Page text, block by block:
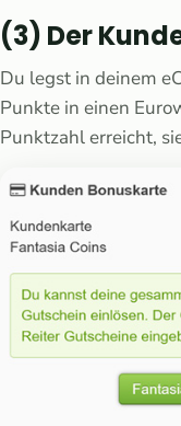
(3) Der
Du legst in deinem
Punkte in einen
Punktzahl erreicht,